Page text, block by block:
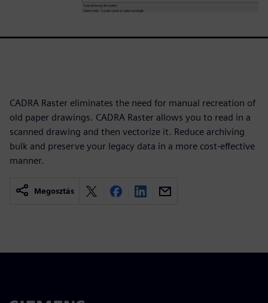
CADRA Raster eliminates the need for manual recreation of
old paper drawings. CADRA Raster allows you to read in a
scanned drawing and then vectorize it. Reduce archiving
bulk and preserve your legacy data in a more cost-effective
manner.
Megosztás